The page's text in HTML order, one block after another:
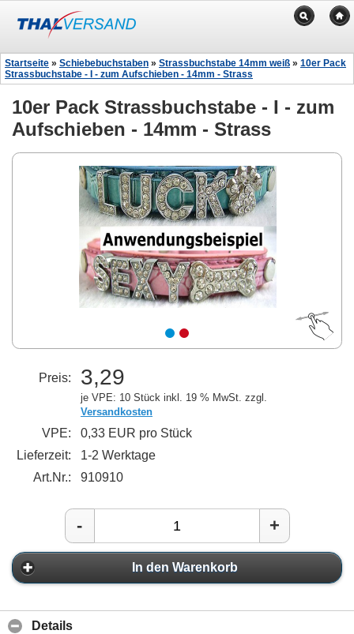
Startseite » Schiebebuchstaben » Strassbuchstabe 14mm weiß » 10er Pack
Strassbuchstabe - I - zum Aufschieben - 14mm - Strass
10er Pack Strassbuchstabe - I - zum
Aufschieben - 14mm - Strass
Preis: 3,29
je VPE: 10 Stück inkl. 19 % MwSt. zzgl.
Versandkosten
VPE:
0,33 EUR pro Stück
Lieferzeit:
1-2 Werktage
Art.Nr.:
910910
- +
In den Warenkorb
Details